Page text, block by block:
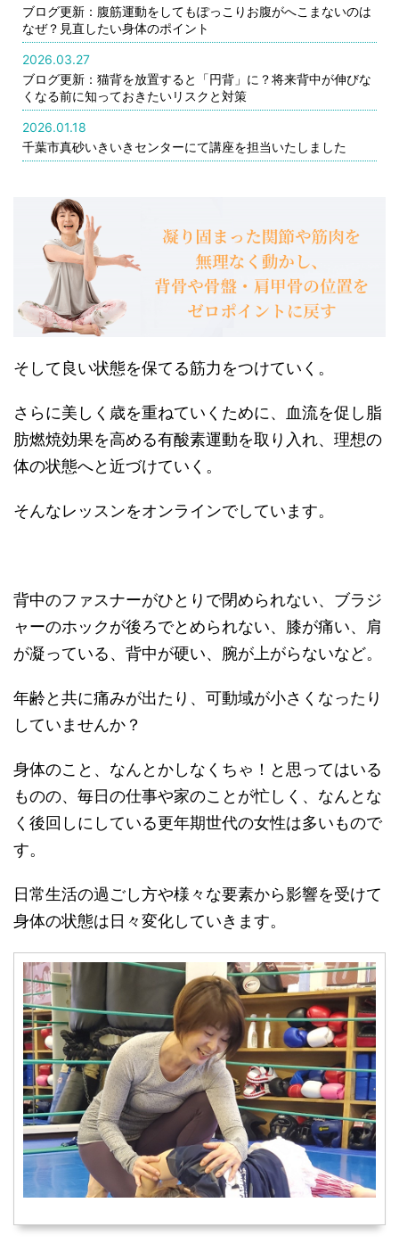
ブログ更新：腹筋運動をしてもぽっこりお腹がへこまないのは
なぜ？見直したい身体のポイント
2026.03.27
ブログ更新：猫背を放置すると「円背」に？将来背中が伸びな
くなる前に知っておきたいリスクと対策
2026.01.18
千葉市真砂いきいきセンターにて講座を担当いたしました
そして良い状態を保てる筋力をつけていく。
さらに美しく歳を重ねていくために、血流を促し脂
肪燃焼効果を高める有酸素運動を取り入れ、理想の
体の状態へと近づけていく。
そんなレッスンをオンラインでしています。
背中のファスナーがひとりで閉められない、ブラジ
ャーのホックが後ろでとめられない、膝が痛い、肩
が凝っている、背中が硬い、腕が上がらないなど。
年齢と共に痛みが出たり、可動域が小さくなったり
していませんか？
身体のこと、なんとかしなくちゃ！と思ってはいる
ものの、毎日の仕事や家のことが忙しく、なんとな
く後回しにしている更年期世代の女性は多いもので
す。
日常生活の過ごし方や様々な要素から影響を受けて
身体の状態は日々変化していきます。